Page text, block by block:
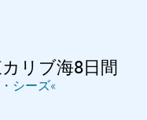
リブ海8日間
シーズ«